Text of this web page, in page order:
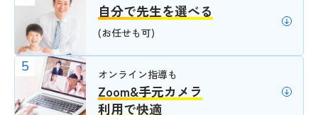
自分で先生を選べる
(お任せも可)
5 オンライン指導も
Zoom&手元カメラ
利用で快適